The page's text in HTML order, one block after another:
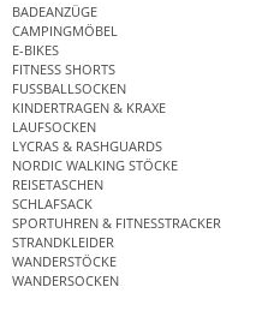
BADEANZÜGE
CAMPINGMÖBEL
E-BIKES
FITNESS SHORTS
FUSSBALLSOCKEN
KINDERTRAGEN & KRAXE
LAUFSOCKEN
LYCRAS & RASHGUARDS
NORDIC WALKING STÖCKE
REISETASCHEN
SCHLAFSACK
SPORTUHREN & FITNESSTRACKER
STRANDKLEIDER
WANDERSTÖCKE
WANDERSOCKEN